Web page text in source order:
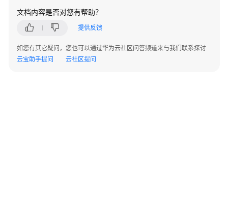
概
览
如
何
文档内容是否对您有帮助？
提供反馈
如您有其它疑问，您也可以通过华为云社区问答频道来与我们联系探讨
云宝助手提问
云社区提问